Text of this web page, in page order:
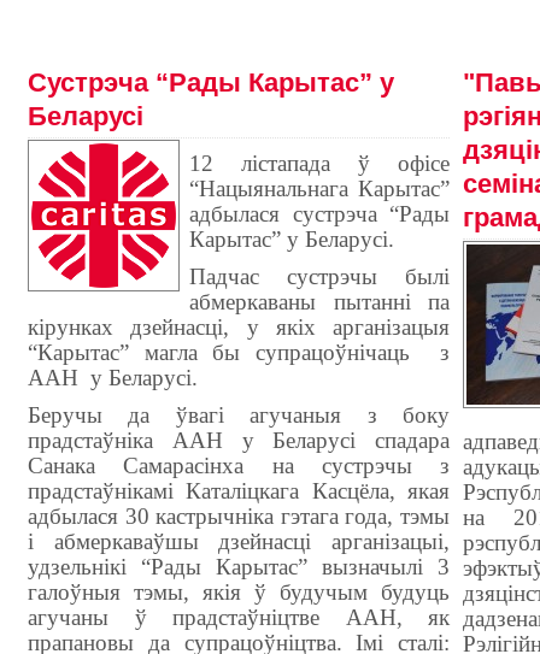
Сустрэча “Рады Карытас” у
Беларусі
12 лістапада ў офісе
“Нацыянальнага Карытас”
адбылася сустрэча “Рады
Карытас” у Беларусі.
Падчас сустрэчы былі
абмеркаваны пытанні па
кірунках дзейнасці, у якіх арганізацыя
“Карытас” магла бы супрацоўнічаць
з
ААН у Беларусі.
Беручы да ўвагі агучаныя з боку
прадстаўніка ААН у Беларусі спадара
Санака Самарасінха на сустрэчы з
прадстаўнікамі Каталіцкага Касцёла, якая
адбылася 30 кастрычніка гэтага года, тэмы
і абмеркаваўшы дзейнасці арганізацыі,
удзельнікі “Рады Карытас” вызначылі 3
галоўныя тэмы, якія ў будучым будуць
агучаны ў прадстаўніцтве ААН, як
прапановы да супрацоўніцтва. Імі сталі:
на